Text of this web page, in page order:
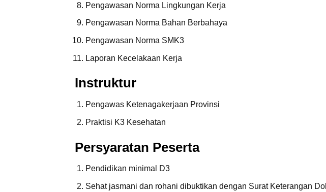
Pengawasan Norma Lingkungan Kerja
Pengawasan Norma Bahan Berbahaya
Pengawasan Norma SMK3
Laporan Kecelakaan Kerja
Instruktur
Pengawas Ketenagakerjaan Provinsi
Praktisi K3 Kesehatan
Persyaratan Peserta
Pendidikan minimal D3
Sehat jasmani dan rohani dibuktikan dengan Surat Keterangan